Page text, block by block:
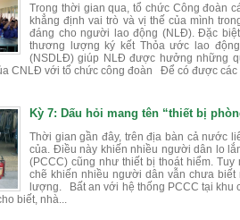
Trong thời gian qua, tổ chức Công đoàn
khẳng định vai trò và vị thế của mình
đáng cho người lao động (NLĐ). Đặc
thương lượng ký kết Thỏa ước lao
(NSDLĐ) giúp NLĐ được hưởng những
CNLĐ với tổ chức công đoàn Để có được các
Kỳ 7: Dấu hỏi mang tên “thiết bị
Thời gian gần đây, trên địa bàn cả nước
của. Điều này khiến nhiều người dân lo
(PCCC) cũng như thiết bị thoát hiểm.
chẽ khiến nhiều người dân vẫn chưa
lượng. Bất an với hệ thống PCCC tại khu
biết, nhà...